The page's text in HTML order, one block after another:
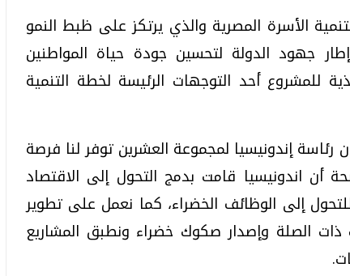
الأسرة المصرية والذي يرتكز على ظبط النمو
جهود الدولة لتحسين جودة حياة المواطنين
للمشروع أحد التوجهات الرئيسة لخطة التنمية
رئاسة إندونيسيا لمجموعة العشرين توفر لنا فرصة
أن اندونيسيا قامت بدمج التحول إلى الاقتصاد
إلى الوظائف الخضراء، كما نعمل على تطوير
ذات الصلة وإصدار صكوك خضراء ونطبق المشاريع